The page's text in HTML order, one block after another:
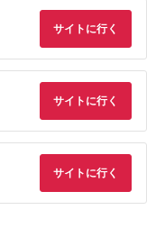
サイトに行く
サイトに行く
サイトに行く